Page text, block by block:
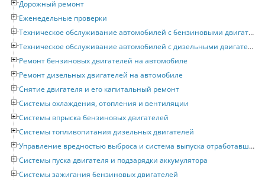
Дорожный ремонт
Еженедельные проверки
Техническое обслуживание автомобилей с бензиновыми двигателями
Техническое обслуживание автомобилей с дизельными двигателями
Ремонт бензиновых двигателей на автомобиле
Ремонт дизельных двигателей на автомобиле
Снятие двигателя и его капитальный ремонт
Системы охлаждения, отопления и вентиляции
Системы впрыска бензиновых двигателей
Системы топливопитания дизельных двигателей
Управление вредностью выброса и система выпуска отработавших газов
Системы пуска двигателя и подзарядки аккумулятора
Системы зажигания бензиновых двигателей